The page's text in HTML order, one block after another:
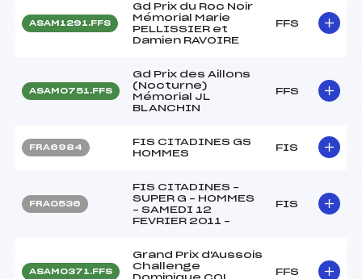
ASAM1291.FFS
Gd Prix du Roc Noir
Mémorial Marie
PELLISSIER et
Damien RAVOIRE
FFS
ASAM0751.FFS
Gd Prix des Aillons
(Nocturne)
Mémorial JL
BLANCHIN
FFS
FRA6984
FIS CITADINES GS
HOMMES
FIS
FRA0536
FIS CITADINES –
SUPER G – HOMMES
– SAMEDI 12
FEVRIER 2011 –
FIS
ASAM0371.FFS
Grand Prix d'Aussois
Challenge
Dominique COL
FFS